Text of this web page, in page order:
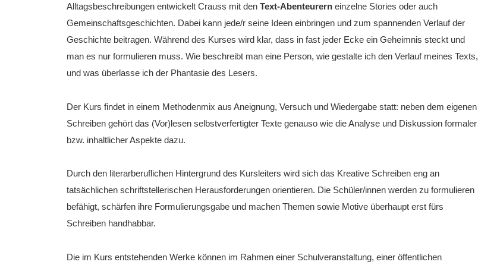
Alltagsbeschreibungen entwickelt Crauss mit den Text-Abenteurern einzelne Stories oder auch
Gemeinschaftsgeschichten. Dabei kann jede/r seine Ideen einbringen und zum spannenden Verlauf der
Geschichte beitragen. Während des Kurses wird klar, dass in fast jeder Ecke ein Geheimnis steckt und
man es nur formulieren muss. Wie beschreibt man eine Person, wie gestalte ich den Verlauf meines Texts,
und was überlasse ich der Phantasie des Lesers.
Der Kurs findet in einem Methodenmix aus Aneignung, Versuch und Wiedergabe statt: neben dem eigenen
Schreiben gehört das (Vor)lesen selbstverfertigter Texte genauso wie die Analyse und Diskussion formaler
bzw. inhaltlicher Aspekte dazu.
Durch den literarberuflichen Hintergrund des Kursleiters wird sich das Kreative Schreiben eng an
tatsächlichen schriftstellerischen Herausforderungen orientieren. Die Schüler/innen werden zu formulieren
befähigt, schärfen ihre Formulierungsgabe und machen Themen sowie Motive überhaupt erst fürs
Schreiben handhabbar.
Die im Kurs entstehenden Werke können im Rahmen einer Schulveranstaltung, einer öffentlichen